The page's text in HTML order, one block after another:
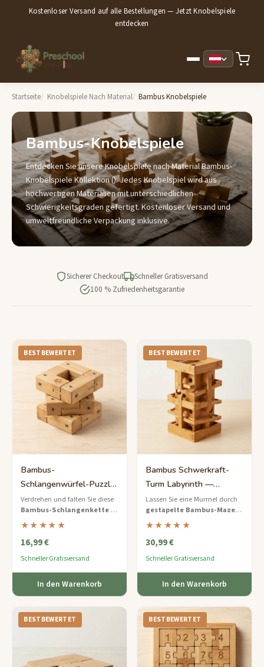
Kostenloser Versand auf alle Bestellungen — Jetzt Knobelspiele
entdecken
Startseite Knobelspiele Nach Material Bambus Knobelspiele
Bambus-Knobelspiele
Entdecken Sie unsere Knobelspiele nach Material Bambus-
Knobelspiele Kollektion (). Jedes Knobelspiel wird aus
hochwertigen Materialien mit unterschiedlichen
Schwierigkeitsgraden gefertigt. Kostenloser Versand und
umweltfreundliche Verpackung inklusive.
Sicherer Checkout
Schneller Gratisversand
100 % Zufriedenheitsgarantie
BESTBEWERTET
Bambus-
Schlangenwürfel-Puzzle
— Mittlerer Dreh-und-
Falt-Knobelwürfel
Verdrehen und falten Sie diese
Bambus-Schlangenkettezu
einem perfekten Würfel – eine
befriedigende Herausforderung
auf mittlerem Niveau.
★★★★★
16,99 €
Schneller Gratisversand
In den Warenkorb
BESTBEWERTET
Bambus Schwerkraft-
Turm Labyrinth —
Umweltfreundliches 3D-
Kugellabyrinth
Lassen Sie eine Murmel durch
gestapelte Bambus-Maze-
Scheiben in diesem
schwerkraftbetriebenen 3D-
Labyrinthturm fallen.
★★★★★
30,99 €
Schneller Gratisversand
In den Warenkorb
BESTBEWERTET BESTBEWERTET